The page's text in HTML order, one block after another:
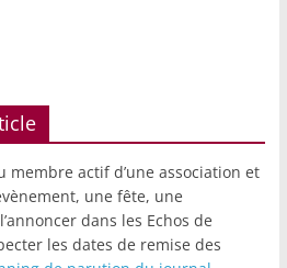
membre actif d’une association et
une fête, une
dans les Echos de
les dates de remise des